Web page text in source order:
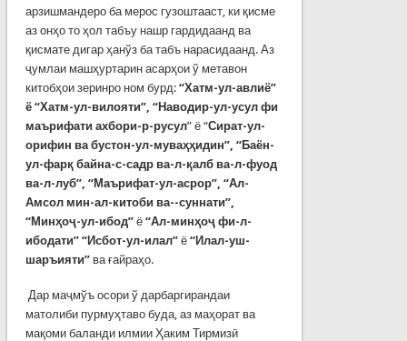
арзишмандеро ба мерос гузоштааст, ки қисме
аз онҳо то ҳол табъу нашр гардидаанд ва
қисмате дигар ҳанўз ба табъ нарасидаанд. Аз
ҷумлаи машҳуртарин асарҳои ў метавон
китобҳои зеринро ном бурд: “Хатм-ул-авлиё”
ё “Хатм-ул-вилояти”, “Наводир-ул-усул фи
маърифати ахбори-р-русул” ё “Сират-ул-
орифин ва бустон-ул-муваҳҳидин”, “Баён-
ул-фарқ байна-с-садр ва-л-қалб ва-л-фуод
ва-л-луб”, “Маърифат-ул-асрор”, “Ал-
Амсол мин-ал-китоби ва--суннати”,
“Минҳоҷ-ул-ибод”ё “Ал-минҳоҷ фи-л-
ибодати” “Исбот-ул-илал” ё“Илал-уш-
шаръияти”ва ғайраҳо.
Дар маҷмўъ осори ў дарбаргирандаи
матолиби пурмуҳтаво буда, аз маҳорат ва
мақоми баланди илмии Ҳаким Тирмизӣ